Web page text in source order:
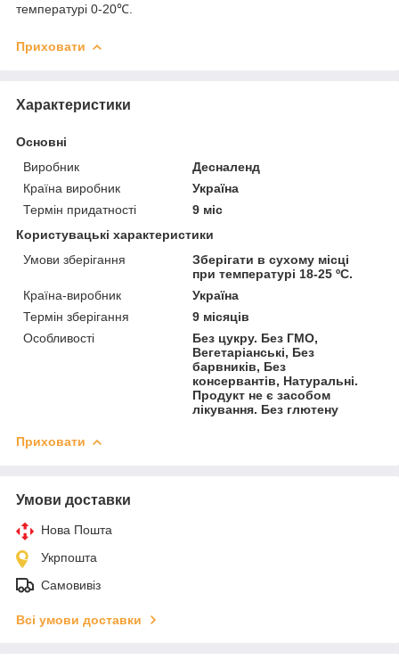
температурі 0-20℃.
Приховати
Характеристики
Основні
Виробник
Десналенд
Країна виробник
Україна
Термін придатності
9 міс
Користувацькі характеристики
Умови зберігання
Зберігати в сухому місці
при температурі 18-25 ºС.
Країна-виробник
Україна
Термін зберігання
9 місяців
Особливості
Без цукру. Без ГМО,
Вегетаріанські, Без
барвників, Без
консервантів, Натуральні.
Продукт не є засобом
лікування. Без глютену
Приховати
Умови доставки
Нова Пошта
Укрпошта
Самовивіз
Всі умови доставки